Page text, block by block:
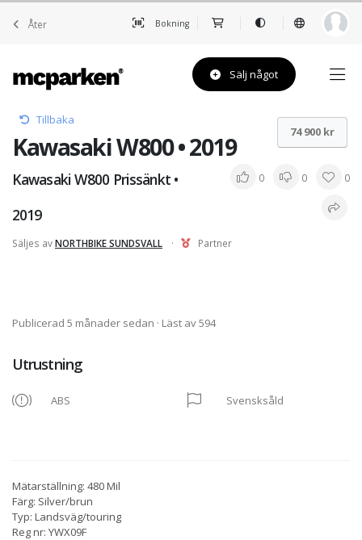
Åter Bokning
Sälj något
Tillbaka
Kawasaki W800 • 2019
Kawasaki W800 Prissänkt •
2019
0 0 0
Säljes avNORTHBIKE SUNDSVALL · Partner
74 900 kr
Publicerad 5 månader sedan · Läst av 594
Utrustning
ABS Svensksåld
Mätarställning: 480 Mil
Färg: Silver/brun
Typ: Landsväg/touring
Reg nr: YWX09F